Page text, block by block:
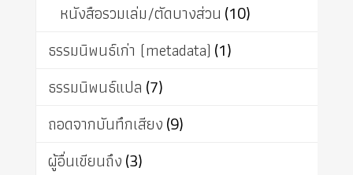
หนังสือรวมเล่ม/ตัดบางส่วน (10)
ธรรมนิพนธ์เก่า (metadata) (1)
ธรรมนิพนธ์แปล (7)
ถอดจากบันทึกเสียง(9)
ผู้อื่นเขียนถึง(3)